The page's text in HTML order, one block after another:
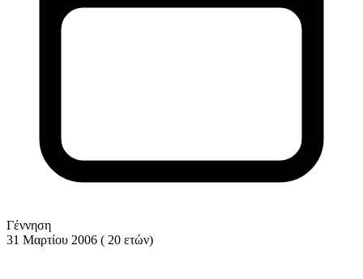
Γέννηση
31 Μαρτίου 2006 ( 20 ετών)